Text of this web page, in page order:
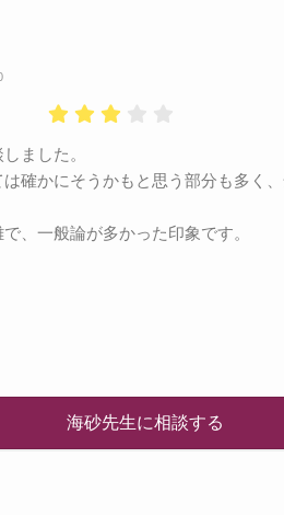
ました。
確かにそうかもと思う部分も多く
、一般論が多かった印象です。
海砂先生に相談する